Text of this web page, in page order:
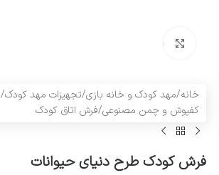
بزرگنمایی تصویر
خانه/مهد کودک و خانه بازی/تجهیزات مهد کودک/
کفپوش و چمن مصنوعی/فرش اتاق کودک
فرش کودک طرح دنیای حیوانات